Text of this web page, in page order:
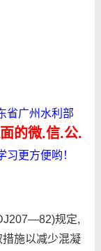
省广州水利部
的微.信.公.
更方便哟！
规定,
施以减少混凝